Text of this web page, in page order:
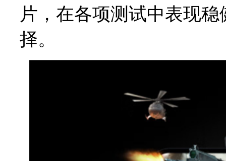
片，在各项测试中表现
择。